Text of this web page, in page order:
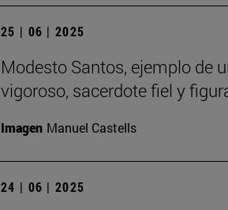
25 | 06 | 2025
Modesto Santos, ejemplo de
vigoroso, sacerdote fiel y
Imagen Manuel Castells
24 | 06 | 2025